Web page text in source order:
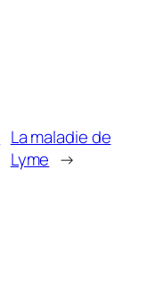
La maladie de
Lyme →